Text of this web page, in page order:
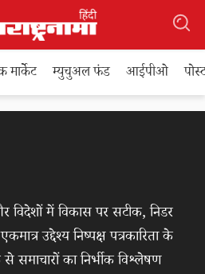
मार्केट म्युचुअल फंड आईपीओ
विदेशों में विकास पर सटीक, निडर
उद्देश्य निष्पक्ष पत्रकारिता के
समाचारों का निर्भीक विश्लेषण